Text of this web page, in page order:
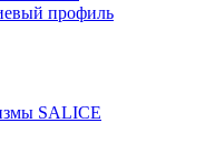
профиль
SALICE